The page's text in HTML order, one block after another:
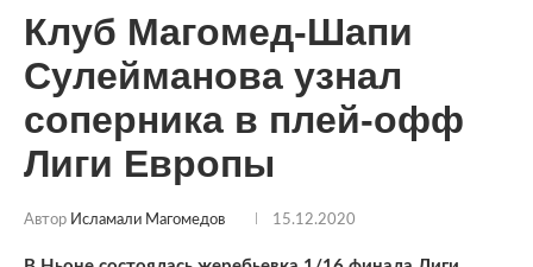
Клуб Магомед-Шапи
Сулейманова узнал
соперника в плей-офф
Лиги Европы
Автор Исламали Магомедов 15.12.2020